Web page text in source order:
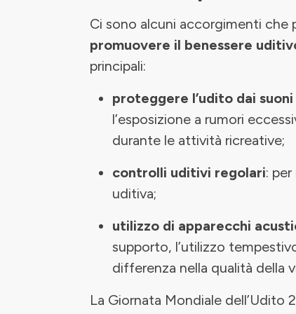
Ci sono alcuni accorgimenti che
promuovere il benessere
principali:
proteggere l’udito dai suoni
l’esposizione a rumori
durante le attività ricreative;
controlli uditivi regolari:
uditiva;
utilizzo di apparecchi
supporto, l’utilizzo
differenza nella qualità della
La Giornata Mondiale dell’Udito